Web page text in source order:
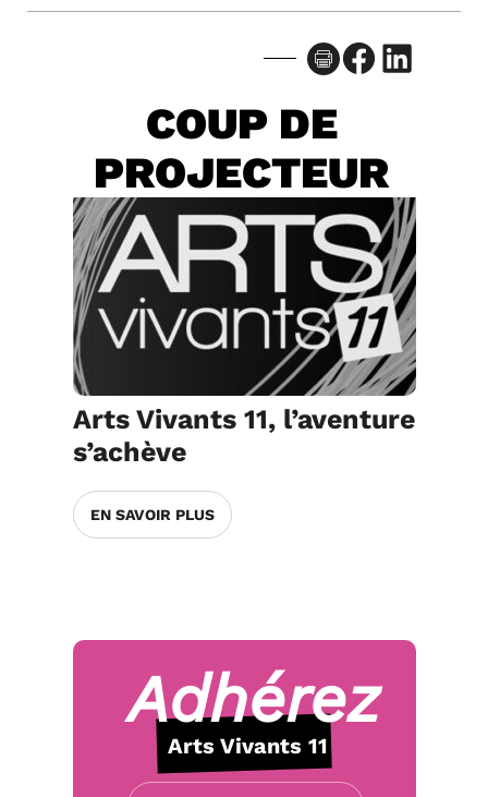
Facebook LinkedIn
COUP DE
PROJECTEUR
Arts Vivants 11, l’aventure
s’achève
EN SAVOIR PLUS
Adhérez
Arts Vivants 11